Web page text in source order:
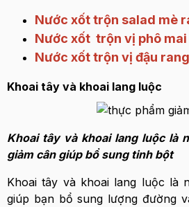
Nước xốt trộn salad mè
Nước xốt trộn vị phô mai
Nước xốt trộn vị đậu
Khoai tây và khoai lang luộc
Khoai tây và khoai lang luộc là
giảm cân giúp bổ sung tinh bột
Khoai tây và khoai lang luộc là
giúp bạn bổ sung lượng đường